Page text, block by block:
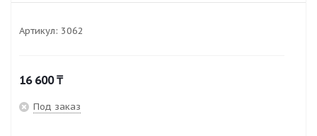
Артикул: 3062
16 600₸
Под заказ